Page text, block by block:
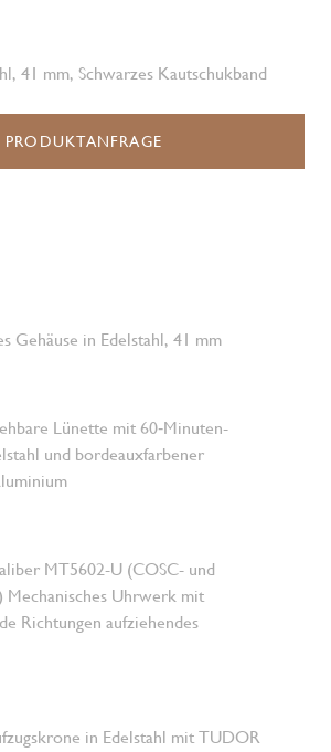
41 mm, Schwarzes Kautschukband
PRODUKTANFRAGE
Gehäuse in Edelstahl, 41 mm
Lünette mit 60‑Minuten-
und bordeauxfarbener
MT5602-U (COSC- und
Mechanisches Uhrwerk mit
Richtungen aufziehendes
in Edelstahl mit TUDOR